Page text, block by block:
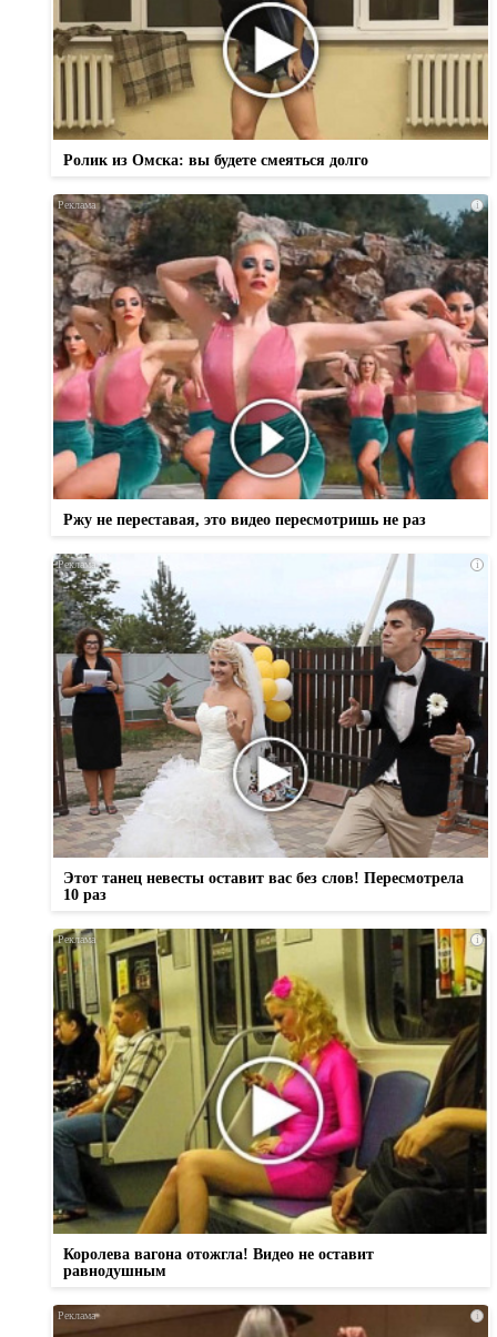
Ролик из Омска: вы будете смеяться долго
i
Ржу не переставая, это видео пересмотришь не раз
i
Этот танец невесты оставит вас без слов! Пересмотрела
10 раз
i
Королева вагона отожгла! Видео не оставит
равнодушным
i